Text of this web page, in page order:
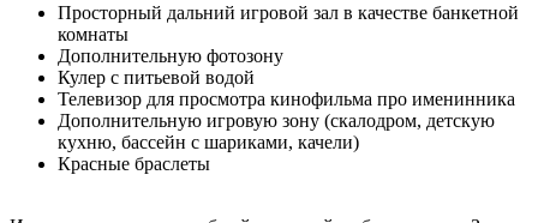
Просторный дальний игровой зал в качестве банкетной
комнаты
Дополнительную фотозону
Кулер с питьевой водой
Телевизор для просмотра кинофильма про именинника
Дополнительную игровую зону (скалодром, детскую
кухню, бассейн с шариками, качели)
Красные браслеты